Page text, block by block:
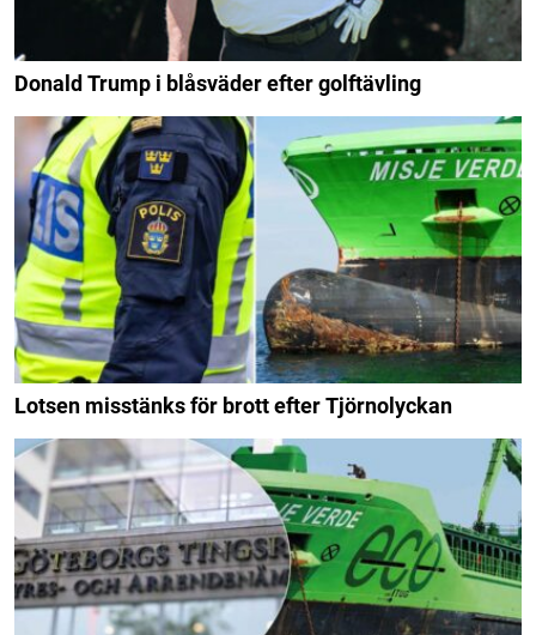
Donald Trump i blåsväder efter golftävling
Lotsen misstänks för brott efter Tjörnolyckan